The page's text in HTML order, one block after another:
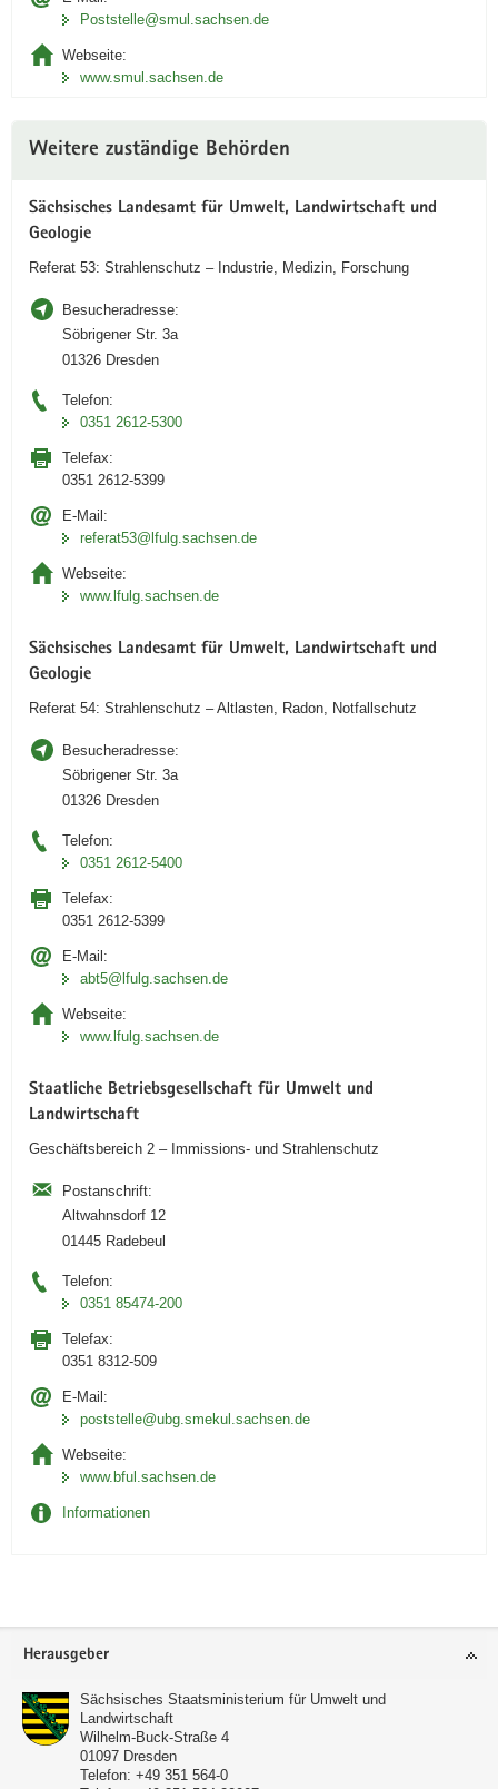
Poststelle@smul.sachsen.de
Webseite:
www.smul.sachsen.de
Weitere zuständige Behörden
Sächsisches Landesamt für Umwelt, Landwirtschaft und
Geologie
Referat 53: Strahlenschutz – Industrie, Medizin, Forschung
Besucheradresse:
Söbrigener Str. 3a
01326 Dresden
Telefon:
0351 2612-5300
Telefax:
0351 2612-5399
E-Mail:
referat53@lfulg.sachsen.de
Webseite:
www.lfulg.sachsen.de
Sächsisches Landesamt für Umwelt, Landwirtschaft und
Geologie
Referat 54: Strahlenschutz – Altlasten, Radon, Notfallschutz
Besucheradresse:
Söbrigener Str. 3a
01326 Dresden
Telefon:
0351 2612-5400
Telefax:
0351 2612-5399
E-Mail:
abt5@lfulg.sachsen.de
Webseite:
www.lfulg.sachsen.de
Staatliche Betriebsgesellschaft für Umwelt und
Landwirtschaft
Geschäftsbereich 2 – Immissions- und Strahlenschutz
Postanschrift:
Altwahnsdorf 12
01445 Radebeul
Telefon:
0351 85474-200
Telefax:
0351 8312-509
E-Mail:
poststelle@ubg.smekul.sachsen.de
Webseite:
www.bful.sachsen.de
Informationen
Footer-
Herausgeber
Sächsisches Staatsministerium für Umwelt und
Landwirtschaft
Wilhelm-Buck-Straße 4
01097 Dresden
Telefon: +49 351 564-0